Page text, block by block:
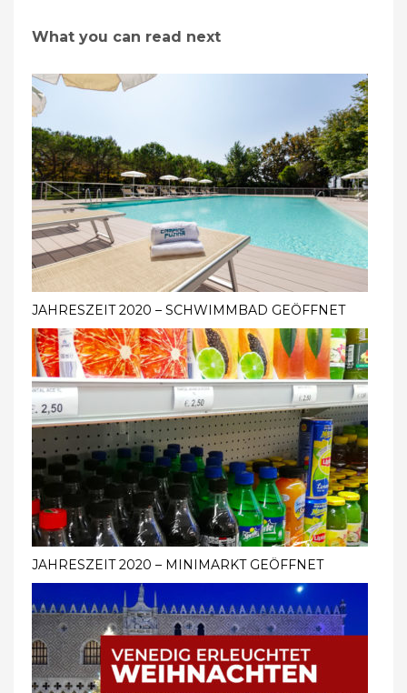
What you can read next
JAHRESZEIT 2020 – SCHWIMMBAD GEÖFFNET
JAHRESZEIT 2020 – MINIMARKT GEÖFFNET